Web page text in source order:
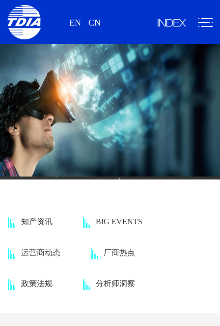
EN CN
知产资讯 BIG EVENTS
运营商动态 厂商热点
政策法规 分析师洞察